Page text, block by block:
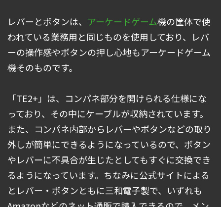
レバーとボタンは、 アーケードゲーム機の筐体で使
われている業務用と同じものを使用しており、レバ
ーの操作感やボタンの押し心地もアーケードゲーム
機そのものです。
「TE2+」は、コンパネ部分を開けられる仕様にな
っており、その中にケーブルが収納されています。
また、コンパネ内部からレバーやボタンなどの取り
外しが簡単にできるようになっているので、ボタン
やレバーに不具合が生じたとしてもすぐに交換でき
るようになっています。ちなみに公式サイトによる
とレバー・ボタンともに三和電子製で、いずれも